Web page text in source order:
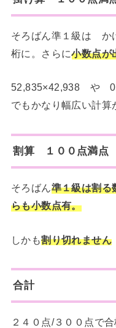
そろばん準１級は か
桁に。さらに小数点が
52,835×42,938 や
でもかなり幅広い計算
割算 １００点満点
そろばん準１級は割
らも小数点有。
しかも割り切れません
合計
２４０点/３００点で合